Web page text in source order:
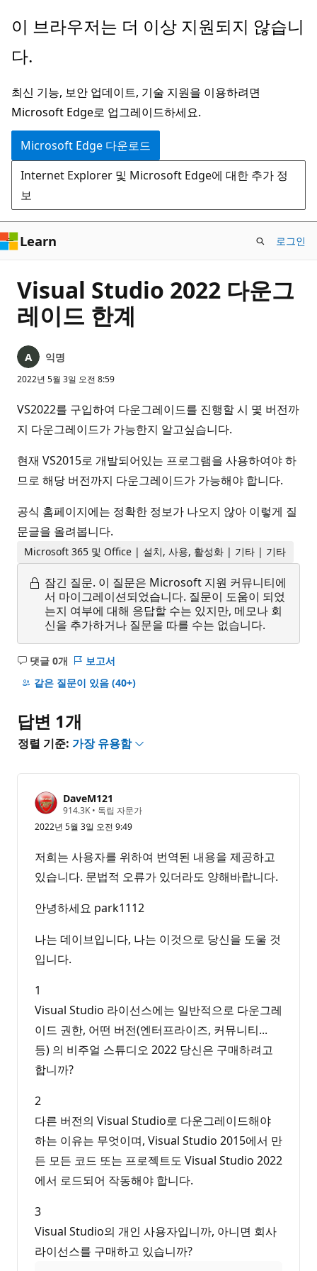
주
콘
츠
로
건
너
뛰
기
이 브라우저는 더 이상 지원되지 않습니
다.
최신 기능, 보안 업데이트, 기술 지원을 이용하려면
Microsoft Edge로 업그레이드하세요.
Microsoft Edge 다운로드
Internet Explorer 및 Microsoft Edge에 대한 추가 정
보
Learn 로그인
Visual Studio 2022 다운그
레이드 한계
익명
2022년 5월 3일 오전 8:59
VS2022를 구입하여 다운그레이드를 진행할 시 몇 버전까
지 다운그레이드가 가능한지 알고싶습니다.
현재 VS2015로 개발되어있는 프로그램을 사용하여야 하
므로 해당 버전까지 다운그레이드가 가능해야 합니다.
공식 홈페이지에는 정확한 정보가 나오지 않아 이렇게 질
문글을 올려봅니다.
Microsoft 365 및 Office | 설치, 사용, 활성화 | 기타 | 기타
잠긴 질문. 이 질문은 Microsoft 지원 커뮤니티에
서 마이그레이션되었습니다. 질문이 도움이 되었
는지 여부에 대해 응답할 수는 있지만, 메모나 회
신을 추가하거나 질문을 따를 수는 없습니다.
댓글 0개
설
명
음
보고서
같은 질문이 있음 (40+)
답변 1개
정렬 기준: 가장 유용함
DaveM121
914.3K 평
포
트
• 독립 자문가
2022년 5월 3일 오전 9:49
저희는 사용자를 위하여 번역된 내용을 제공하고
있습니다. 문법적 오류가 있더라도 양해바랍니다.
안녕하세요 park1112
나는 데이브입니다, 나는 이것으로 당신을 도울 것
입니다.
1
Visual Studio 라이선스에는 일반적으로 다운그레
이드 권한, 어떤 버전(엔터프라이즈, 커뮤니티...
등) 의 비주얼 스튜디오 2022 당신은 구매하려고
합니까?
2
다른 버전의 Visual Studio로 다운그레이드해야
하는 이유는 무엇이며, Visual Studio 2015에서 만
든 모든 코드 또는 프로젝트도 Visual Studio 2022
에서 로드되어 작동해야 합니다.
3
Visual Studio의 개인 사용자입니까, 아니면 회사
라이선스를 구매하고 있습니까?